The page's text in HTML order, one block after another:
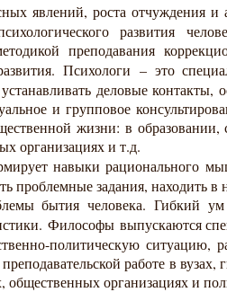
явлений, роста отчуждения
развития
преподавания
Психологи – это
деловые
и групповое
жизни: в образовании,
организациях и т.д.
навыки рационального
проблемные задания,
бытия человека. Гибкий
Философы выпускаются
политическую ситуацию,
работе в
организациях и